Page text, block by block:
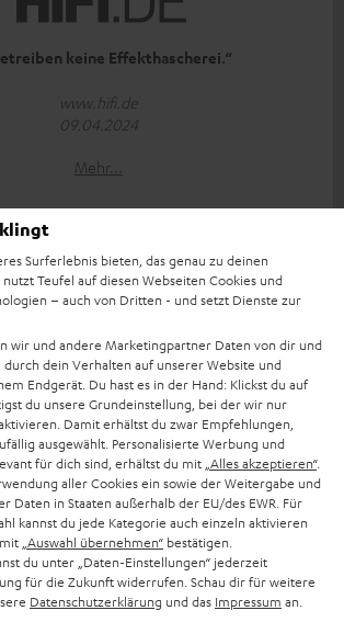
keine Effekthascherei.“
www.hifi.de
09.04.2024
Mehr...
der Teufel REAL BLUE TWS 3 ist klar der
Klang!“
www.techtest.org
09.04.2024
Mehr...
klingt
Surferlebnis bieten, das genau zu deinen
Teufel auf diesen Webseiten Cookies und
– auch von Dritten - und setzt Dienste zur
wir und andere Marketingpartner Daten von dir und
dein Verhalten auf unserer Website und
Endgerät. Du hast es in der Hand: Klickst du auf
du unsere Grundeinstellung, bei der wir nur
Damit erhältst du zwar Empfehlungen,
ausgewählt. Personalisierte Werbung und
für dich sind, erhältst du mit „Alles akzeptieren“.
aller Cookies ein sowie der Weitergabe und
Daten in Staaten außerhalb der EU/des EWR. Für
kannst du jede Kategorie auch einzeln aktivieren
„Auswahl übernehmen“ bestätigen.
du unter „Daten-Einstellungen“ jederzeit
für die Zukunft widerrufen. Schau dir für weitere
Datenschutzerklärung und das Impressum an.